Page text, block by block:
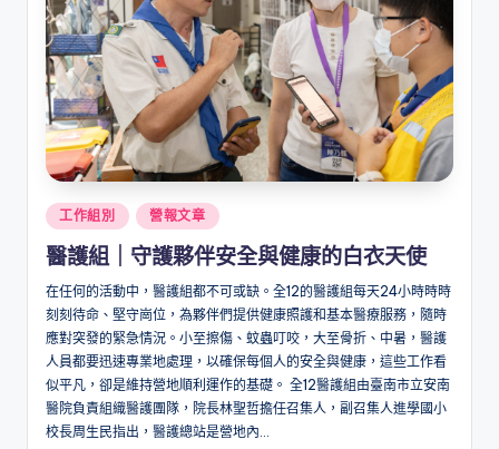
Posted
工作組別 營報文章
醫護組｜守護夥伴安全與健康的白衣天使
在任何的活動中，醫護組都不可或缺。全12的醫護組每天24小時時時
刻刻待命、堅守崗位，為夥伴們提供健康照護和基本醫療服務，隨時
應對突發的緊急情況。小至擦傷、蚊蟲叮咬，大至骨折、中暑，醫護
人員都要迅速專業地處理，以確保每個人的安全與健康，這些工作看
似平凡，卻是維持營地順利運作的基礎。 全12醫護組由臺南市立安南
醫院負責組織醫護團隊，院長林聖哲擔任召集人，副召集人進學國小
校長周生民指出，醫護總站是營地內...